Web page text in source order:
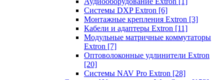
Системы DXP Extron [6]
Монтажные крепления Extron [3]
Кабели и адаптеры Extron [11]
Модульные матричные коммутаторы
Extron [7]
Оптоволоконные удлинители Extron
[20]
Системы NAV Pro Extron [28]